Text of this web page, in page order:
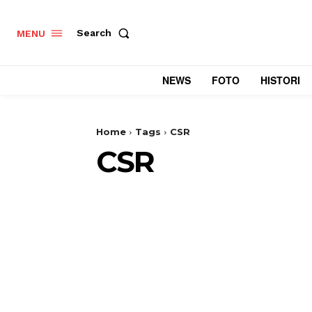
MENU Search
NEWS FOTO HISTORI
Home Tags CSR
CSR